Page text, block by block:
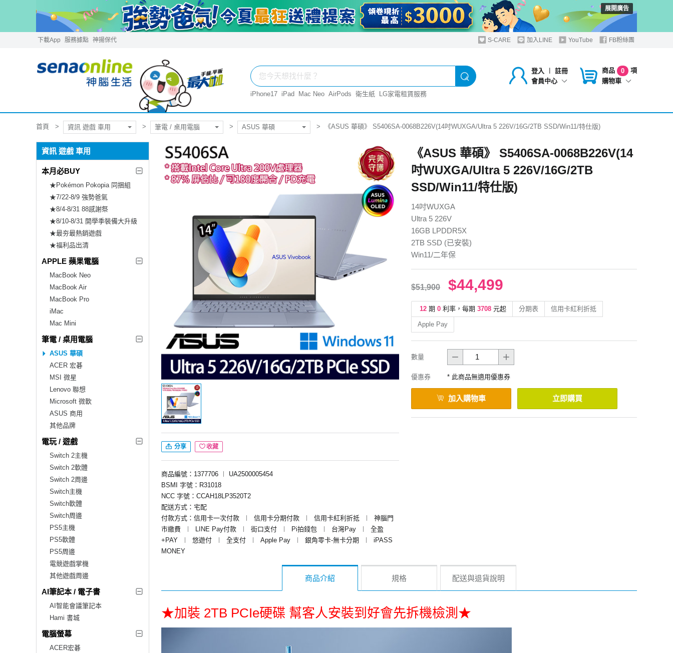
展開廣告
下載App 服務據點 神揚保代 S-CARE 加入LINE YouTube FB粉絲團
登入 ︱
註冊
會員中心
商品 0
項
購物車
iPhone17 iPad Mac Neo AirPods 衛生紙 LG家電租賃服務
首頁 資訊 遊戲 車用 筆電 / 桌用電腦 ASUS 華碩 《ASUS 華碩》 S5406SA-0068B226V(14吋WUXGA/Ultra 5 226V/16G/2TB SSD/Win11/特仕版)
資訊 遊戲 車用
本月必BUY
★Pokémon Pokopia 同捆組
★7/22-8/9 強勢爸氣
★8/4-8/31 88感謝祭
★8/10-8/31 開學季裝備大升級
★最夯最熱銷遊戲
★福利品出清
APPLE 蘋果電腦
MacBook Neo
MacBook Air
MacBook Pro
iMac
Mac Mini
筆電 / 桌用電腦
ASUS 華碩
ACER 宏碁
MSI 微星
Lenovo 聯想
Microsoft 微軟
ASUS 商用
其他品牌
電玩 / 遊戲
Switch 2主機
Switch 2軟體
Switch 2周邊
Switch主機
Switch軟體
Switch周邊
PS5主機
PS5軟體
PS5周邊
電競遊戲掌機
其他遊戲周邊
AI筆記本 / 電子書
AI智能會議筆記本
Hami 書城
電腦螢幕
ACER宏碁
分享 收藏
商品編號：1377706 ︱
UA2500005454
BSMI 字號：R31018
NCC 字號：CCAH18LP3520T2
配送方式：宅配
付款方式：信用卡一次付款
︱ 信用卡分期付款 ︱ 信用卡紅利折抵 ︱
神腦門
市繳費
︱ LINE Pay付款 ︱ 街口支付 ︱ Pi拍錢包 ︱ 台灣Pay ︱
全盈
+PAY
︱ 悠遊付 ︱ 全支付 ︱ Apple Pay ︱ 銀角零卡-無卡分期 ︱
iPASS
MONEY
《ASUS 華碩》 S5406SA-0068B226V(14
吋WUXGA/Ultra 5 226V/16G/2TB
SSD/Win11/特仕版)
14吋WUXGA
Ultra 5 226V
16GB LPDDR5X
2TB SSD (已安裝)
Win11/二年保
$51,900 $44,499
12 期 0 利率，每期 3708 元起 分期表 信用卡紅利折抵
Apple Pay
數量
優惠券 * 此商品無適用優惠券
加入購物車 立即購買
商品介紹 規格 配送與退貨說明
★加裝 2TB PCIe硬碟 幫客人安裝到好會先拆機檢測★